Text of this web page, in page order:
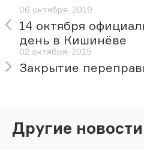
06 октября, 2019
14 октября
день в Кишинёве
02 октября, 2019
Закрытие
Другие новости